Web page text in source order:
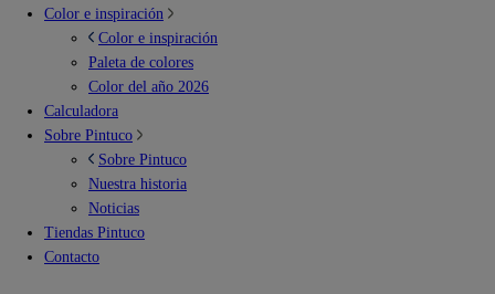
Color e inspiración
Color e inspiración
Paleta de colores
Color del año 2026
Calculadora
Sobre Pintuco
Sobre Pintuco
Nuestra historia
Noticias
Tiendas Pintuco
Contacto